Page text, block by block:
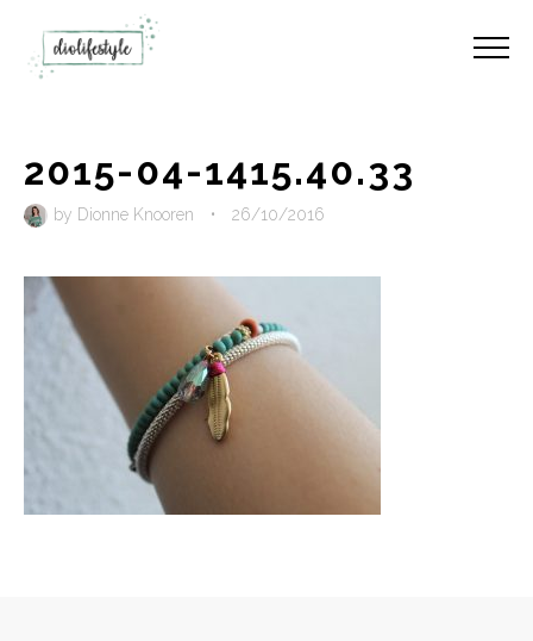
2015-04-1415.40.33
by Dionne Knooren • 26/10/2016